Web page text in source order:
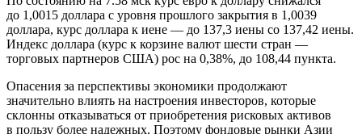
до 1,0015 доллара с уровня прошлого закрытия в 1,0039
доллара, курс доллара к иене — до 137,3 иены со 137,42 иены.
Индекс доллара (курс к корзине валют шести стран —
торговых партнеров США) рос на 0,38%, до 108,44 пункта.
Опасения за перспективы экономики продолжают
значительно влиять на настроения инвесторов, которые
склонны отказываться от приобретения рисковых активов
в пользу более надежных. Поэтому фондовые рынки Азии